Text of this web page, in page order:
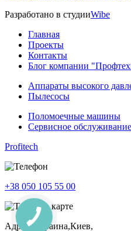
Разработано в студииWibe
Главная
Проекты
Контакты
Блог компании
Аппараты высокого
Пылесосы
Поломоечные машины
Сервисное обслуживание
Profitech
+38 050 105 55 00
Адрес: Украина,Киев,